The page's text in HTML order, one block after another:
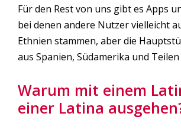
Für den Rest von uns gibt es Apps
bei denen andere Nutzer vielleicht
Ethnien stammen, aber die
aus Spanien, Südamerika und
Warum mit einem
einer Latina